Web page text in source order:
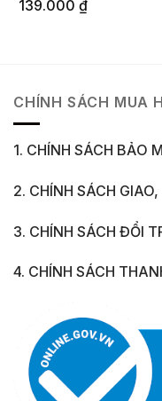
139.000 ₫
CHÍNH SÁCH MUA
1. CHÍNH SÁCH BẢO
2. CHÍNH SÁCH
3. CHÍNH SÁCH ĐỔI
4. CHÍNH SÁCH